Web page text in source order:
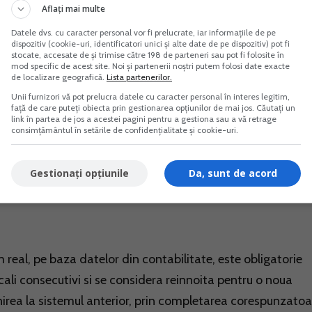
100.000 lei (venit brut anual), se pune problema
care se exercita prin intermediul Declaratiei unice.
real se exercita prin completarea declaratiei unice
datorate de persoanele fizice, cu informatii privind
depunerea formularului la organul fiscal competent
care au desfasurat activitate in anul precedent,
activitatii, in cazul contribuabililor care incep
real, pe baza datelor din contabilitate, este obligatorie
consecutivi si se considera reinnoita pentru o noua
la sistemul anterior, prin completarea
Aflați mai multe
Datele dvs. cu caracter personal vor fi prelucrate, iar informațiile de pe
dispozitiv (cookie-uri, identificatori unici și alte date de pe dispozitiv) pot fi
stocate, accesate de și trimise către 198 de parteneri sau pot fi folosite în
mod specific de acest site. Noi și partenerii noștri putem folosi date exacte
de localizare geografică. Lista partenerilor.
Unii furnizori vă pot prelucra datele cu caracter personal în interes legitim,
față de care puteți obiecta prin gestionarea opțiunilor de mai jos. Căutați un
link în partea de jos a acestei pagini pentru a gestiona sau a vă retrage
consimțământul în setările de confidențialitate și cookie-uri.
Da, sunt de acord
Gestionați opțiunile